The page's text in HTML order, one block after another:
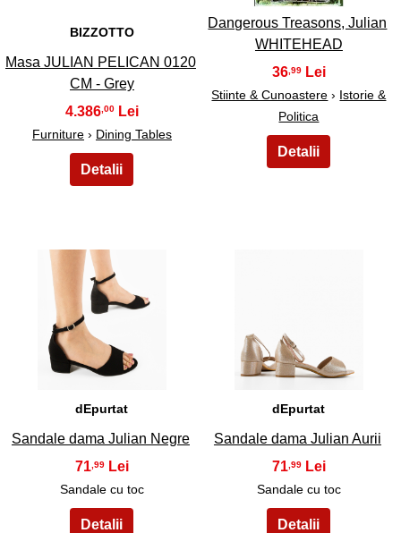
BIZZOTTO
Masa JULIAN PELICAN 0120
CM - Grey
4.386,00
Furniture› Dining Tables
Dangerous Treasons, Julian
WHITEHEAD
36,99
Stiinte & Cunoastere › Istorie &
Politica
dEpurtat
Sandale dama Julian Negre
71 ,99
Sandale cu toc
dEpurtat
Sandale dama Julian Aurii
71 ,99
Sandale cu toc